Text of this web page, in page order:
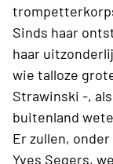
Sinds haar
haar
wie talloze
Strawinski -,
buitenland
Er zullen,
Yves Segers,